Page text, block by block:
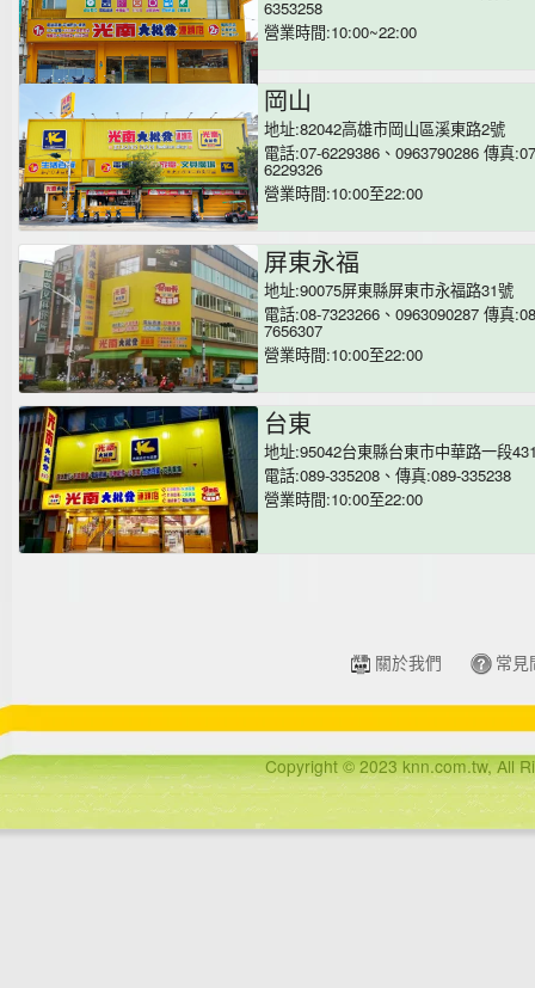
6353258
營業時間:10:00~22:00
岡山
地址:82042高雄市岡山區溪東路2號
電話:07-6229386、0963790286 傳真
6229326
營業時間:10:00至22:00
屏東永福
地址:90075屏東縣屏東市永福路31號
電話:08-7323266、0963090287 傳真
7656307
營業時間:10:00至22:00
台東
地址:95042台東縣台東市中華路一段
電話:089-335208、傳真:089-335238
營業時間:10:00至22:00
關於我們 常見
Copyright © 2023 knn.com.tw, All